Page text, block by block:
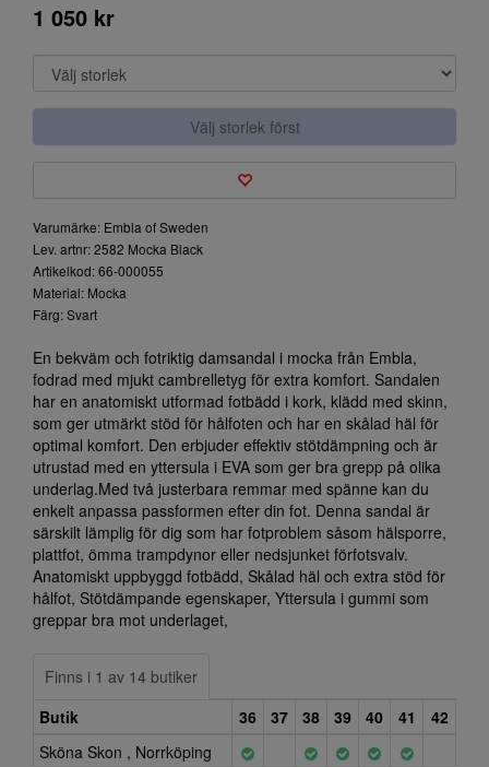
1 050 kr
Välj storlek först
Varumärke: Embla of Sweden
Lev. artnr: 2582 Mocka Black
Artikelkod: 66-000055
Material: Mocka
Färg: Svart
En bekväm och fotriktig damsandal i mocka från Embla,
fodrad med mjukt cambrelletyg för extra komfort. Sandalen
har en anatomiskt utformad fotbädd i kork, klädd med skinn,
som ger utmärkt stöd för hålfoten och har en skålad häl för
optimal komfort. Den erbjuder effektiv stötdämpning och är
utrustad med en yttersula i EVA som ger bra grepp på olika
underlag.Med två justerbara remmar med spänne kan du
enkelt anpassa passformen efter din fot. Denna sandal är
särskilt lämplig för dig som har fotproblem såsom hälsporre,
plattfot, ömma trampdynor eller nedsjunket förfotsvalv.
Anatomiskt uppbyggd fotbädd, Skålad häl och extra stöd för
hålfot, Stötdämpande egenskaper, Yttersula i gummi som
greppar bra mot underlaget,
Finns i 1 av 14 butiker
Butik
36 37 38 39 40 41
42
Sköna Skon , Norrköping